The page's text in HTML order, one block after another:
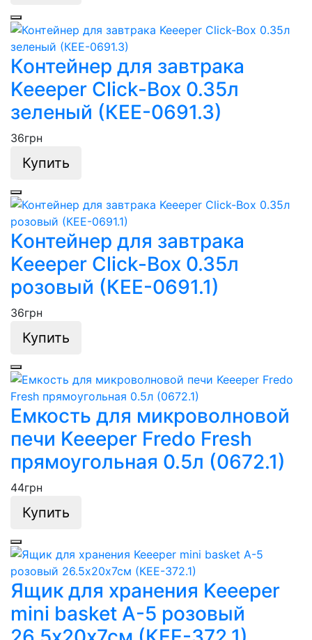
Контейнер для завтрака
Keeeper Click-Box 0.35л
зеленый (КЕЕ-0691.3)
36грн
Купить
Контейнер для завтрака
Keeeper Click-Box 0.35л
розовый (КЕЕ-0691.1)
36грн
Купить
Емкость для микроволновой
печи Keeeper Fredo Fresh
прямоугольная 0.5л (0672.1)
44грн
Купить
Ящик для хранения Keeeper
mini basket А-5 розовый